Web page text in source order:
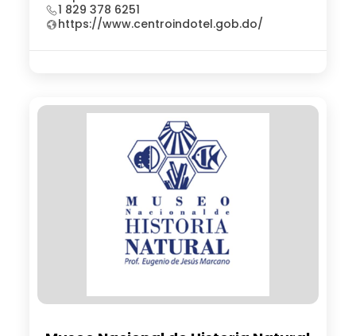
1 829 378 6251
https://www.centroindotel.gob.do/